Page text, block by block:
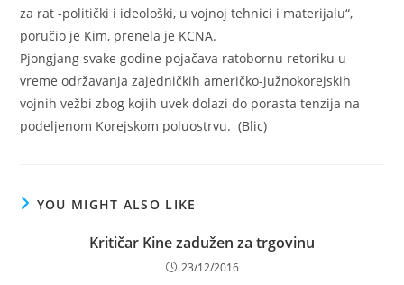
za rat -politički i ideološki, u vojnoj tehnici i materijalu“,
poručio je Kim, prenela je KCNA.
Pjongjang svake godine pojačava ratobornu retoriku u
vreme održavanja zajedničkih američko-južnokorejskih
vojnih vežbi zbog kojih uvek dolazi do porasta tenzija na
podeljenom Korejskom poluostrvu. (Blic)
YOU MIGHT ALSO LIKE
Kritičar Kine zadužen za trgovinu
23/12/2016